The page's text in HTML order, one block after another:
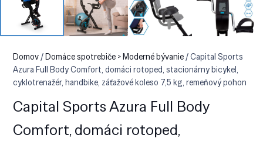
Domov/Domáce spotrebiče > Moderné bývanie/ Capital Sports
Azura Full Body Comfort, domáci rotoped, stacionárny bicykel,
cyklotrenažér, handbike, záťažové koleso 7,5 kg, remeňový pohon
Capital Sports Azura Full Body
Comfort, domáci rotoped,